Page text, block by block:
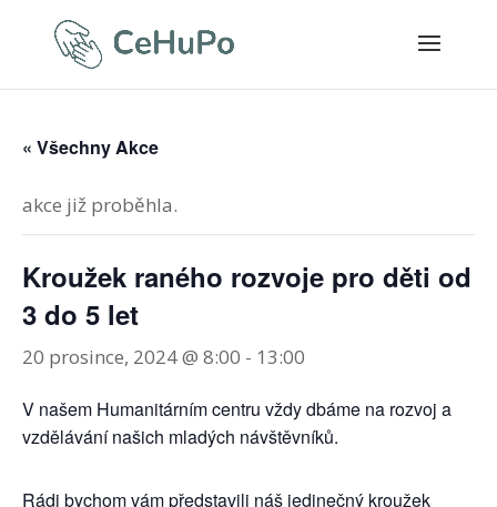
« Všechny Akce
akce již proběhla.
Kroužek raného rozvoje pro děti od
3 do 5 let
20 prosince, 2024 @ 8:00 - 13:00
V našem Humanitárním centru vždy dbáme na rozvoj a
vzdělávání našich mladých návštěvníků.
Rádi bychom vám představili náš jedinečný kroužek